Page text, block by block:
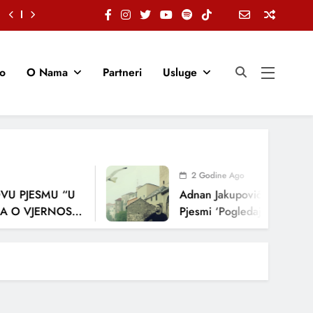
O Nama Partneri Usluge
“U
2 Godine Ago
Adnan Jakupović Donosi
Pjesmi ‘Pogledaj Me’